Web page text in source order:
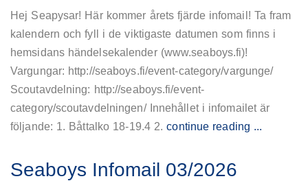
Infomail
Hej Seapysar! Här kommer årets fjärde infomail! Ta fram
kalendern och fyll i de viktigaste datumen som finns i
hemsidans händelsekalender (www.seaboys.fi)!
Vargungar: http://seaboys.fi/event-category/vargunge/
Scoutavdelning: http://seaboys.fi/event-
category/scoutavdelningen/ Innehållet i infomailet är
följande: 1. Båttalko 18-19.4 2.continue reading ...
Seaboys Infomail 03/2026